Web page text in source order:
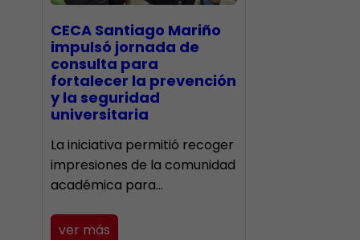
CECA Santiago Mariño
impulsó jornada de
consulta para
fortalecer la prevención
y la seguridad
universitaria
La iniciativa permitió recoger
impresiones de la comunidad
académica para…
ver más